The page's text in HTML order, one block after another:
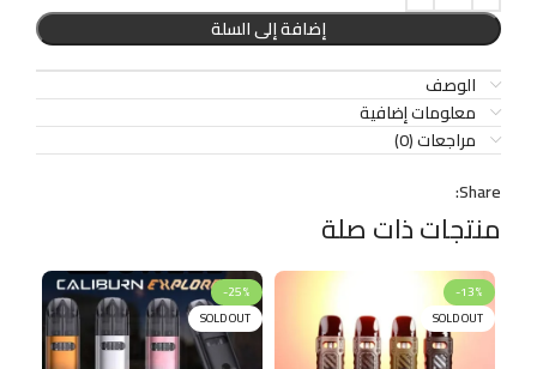
إضافة إلى السلة
الوصف
معلومات إضافية
مراجعات (0)
Share:
منتجات ذات صلة
-13%
SOLD OUT
-25%
SOLD OUT